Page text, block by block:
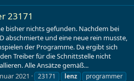
23171
bisher nichts gefunden. Nachdem bei
abschmierte und eine neue rein musste,
der Programme. Da ergibt sich
Treiber für die Schnittstelle nicht
Alle Ansätze gemäß...
2021 23171 lenz programmer